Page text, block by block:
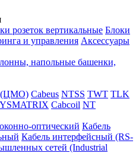
розеток вертикальные Блоки
и управления Аксессуары
напольные башенки,
(ЦМО) Cabeus NTSS TWT TLK
Cabcoil NT
оптический Кабель
Кабель интерфейсный (RS-
сетей (Industrial